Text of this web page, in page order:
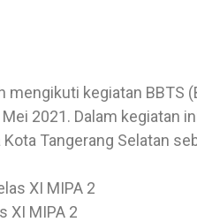
mengikuti kegiatan
2021. Dalam kegiatan
Tangerang Selatan
XI MIPA 2
XI MIPA 2